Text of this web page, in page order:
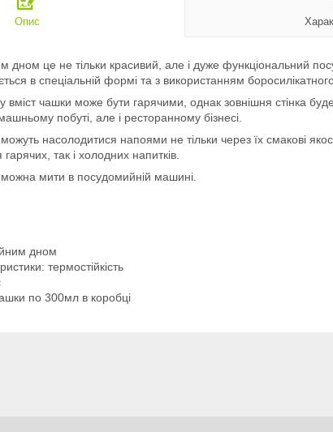
Опис
дном це не тільки красивий, але і дуже функціональний
в спеціальній формі та з використанням
вміст чашки може бути гарячими, однак зовнішня стінка
побуті, але і ресторанному бізнесі.
можуть насолодитися напоями не тільки через їх смакові
так і холодних напитків.
мити в посудомийній машині.
дном
термостійкість
по 300мл в коробці